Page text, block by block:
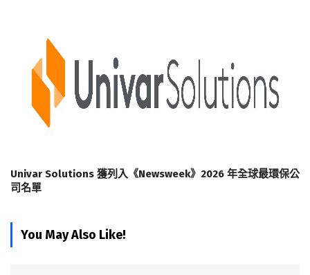
Univar Solutions 獲列入《Newsweek》2026 年全球最環保公
司名單
You May Also Like!